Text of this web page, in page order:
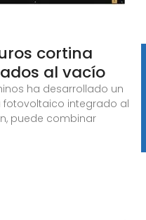
cortina
al vacío
ha desarrollado un
integrado al
puede combinar